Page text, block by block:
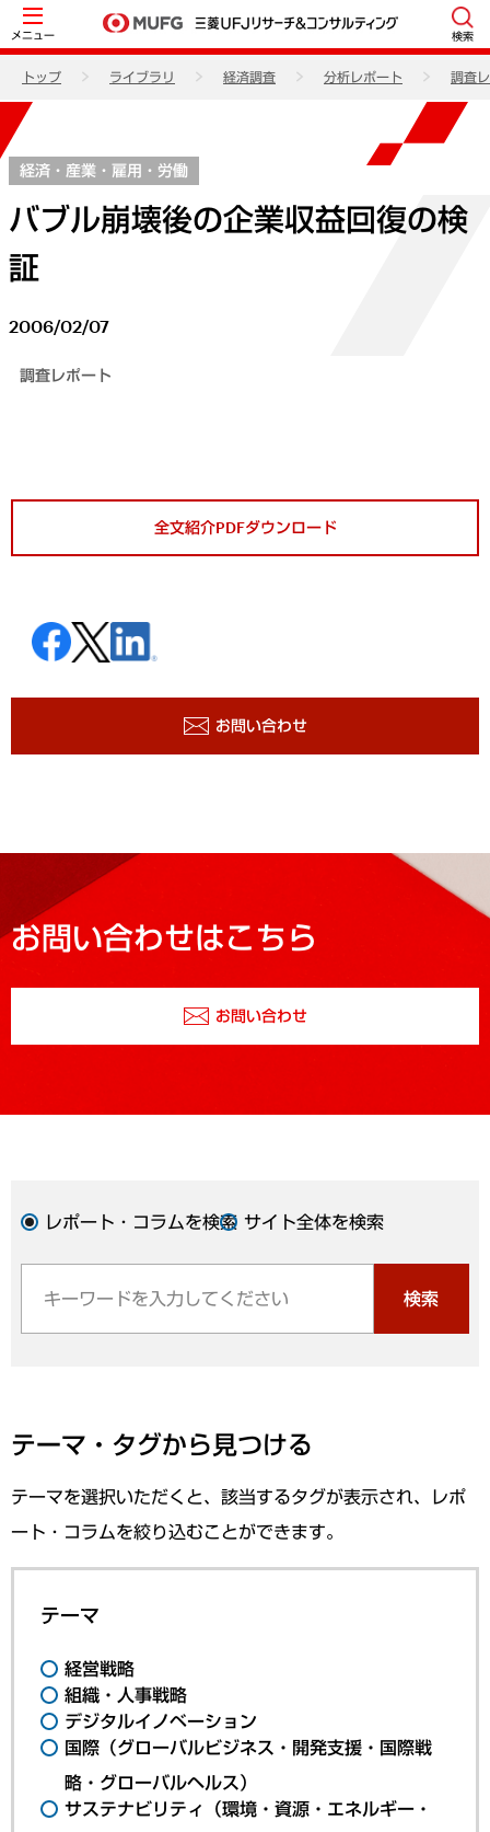
メニュー 検索
トップ ライブラリ 経済調査 分析レポート 調査
経済・産業・雇用・労働
バブル崩壊後の企業収益回復の検
証
2006/02/07
調査レポート
全文紹介PDFダウンロード
お問い合わせ
お問い合わせはこちら
お問い合わせ
レポート・コラムを検索 サイト全体を検索
検索
テーマ・タグから見つける
テーマを選択いただくと、該当するタグが表示され、レポ
ート・コラムを絞り込むことができます。
テーマ
経営戦略
組織・人事戦略
デジタルイノベーション
国際（グローバルビジネス・開発支援・国際戦
略・グローバルヘルス）
サステナビリティ（環境・資源・エネルギー・